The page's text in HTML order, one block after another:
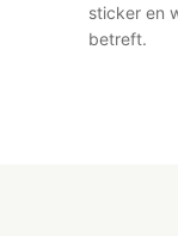
sticker en
betreft.